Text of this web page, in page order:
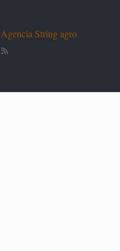
Agencia String agro